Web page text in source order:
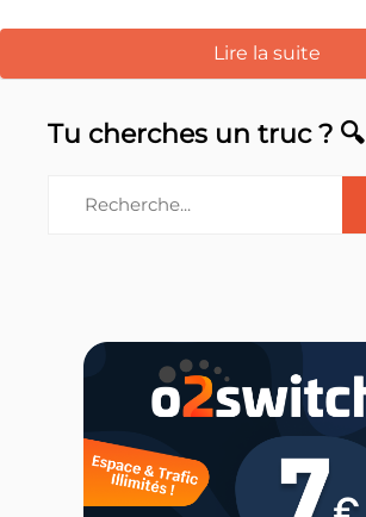
Lire la suite
Tu cherches un truc ? 🔍